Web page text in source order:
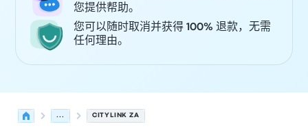
您提供帮助。
您可以随时取消并获得 100% 退款，无需
任何理由。
... CITYLINK ZA